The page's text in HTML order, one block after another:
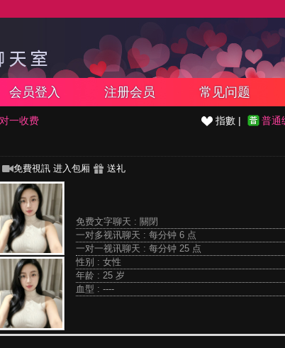
会员登入 注册会员 常见问题
一收费 指數 | 普通
免費視訊 进入包厢 送礼
免费文字聊天 : 關閉
一对多视讯聊天 : 每分钟 6 点
一对一视讯聊天 : 每分钟 25 点
性别 : 女性
年龄 : 25 岁
血型 : ----